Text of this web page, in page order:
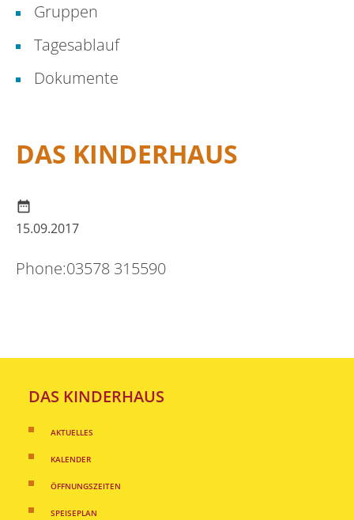
Gruppen
Tagesablauf
Dokumente
DAS KINDERHAUS
date_range
15.09.2017
Phone:03578 315590
DAS KINDERHAUS
AKTUELLES
KALENDER
ÖFFNUNGSZEITEN
SPEISEPLAN